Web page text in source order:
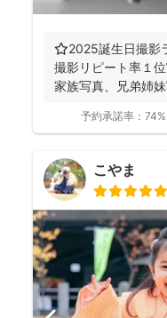
⭐️2025誕生日撮影
撮影リピート率１
家族写真、兄弟姉
予約承諾率： 74%
こやま